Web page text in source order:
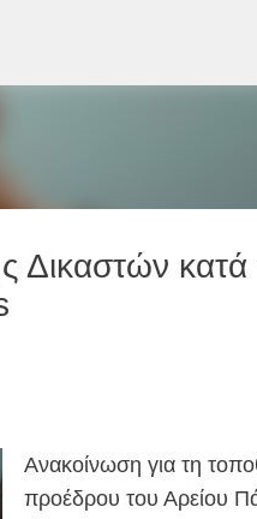
Δικαστών
Ανακοίνωση για τη
προέδρου του Αρείου